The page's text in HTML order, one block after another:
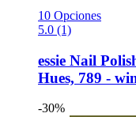
10 Opciones
5.0 (1)
essie Nail
Hues, 789 -​
-30%